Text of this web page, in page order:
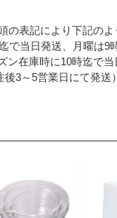
表記により下記のよ
当日発送、月曜は9
在庫時に10時迄で当
3～5営業日にて発送）